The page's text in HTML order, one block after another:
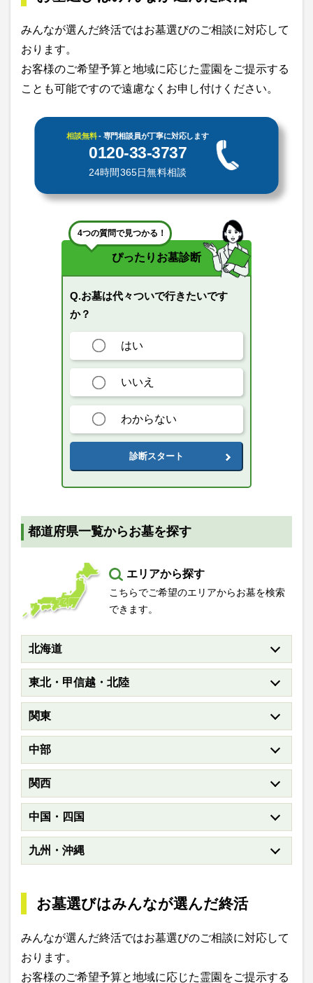
みんなが選んだ終活ではお墓選びのご相談に対応して
おります。
お客様のご希望予算と地域に応じた霊園をご提示する
ことも可能ですので遠慮なくお申し付けください。
相談無料- 専門相談員が丁寧に対応します
0120-33-3737
24時間365日無料相談
4つの質問で見つかる！
ぴったりお墓診断
Q.お墓は代々ついで行きたいです
か？
はい
いいえ
わからない
診断スタート
都道府県一覧からお墓を探す
エリアから探す
こちらでご希望のエリアからお墓を検索
できます。
北海道
東北・甲信越・北陸
関東
中部
関西
中国・四国
九州・沖縄
お墓選びはみんなが選んだ終活
みんなが選んだ終活ではお墓選びのご相談に対応して
おります。
お客様のご希望予算と地域に応じた霊園をご提示する